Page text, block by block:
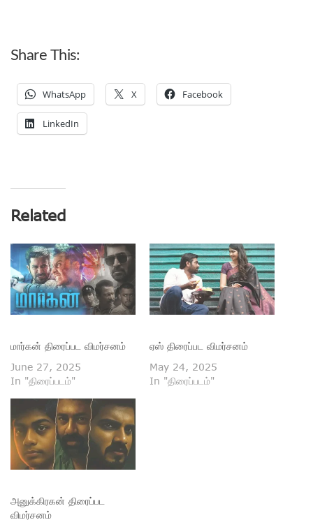
Share This:
WhatsApp X Facebook
LinkedIn
Related
மார்கன் திரைப்பட விமர்சனம்
June 27, 2025
In "திரைப்படம்"
ஏஸ் திரைப்பட விமர்சனம்
May 24, 2025
In "திரைப்படம்"
அனுக்கிரகன் திரைப்பட
விமர்சனம்